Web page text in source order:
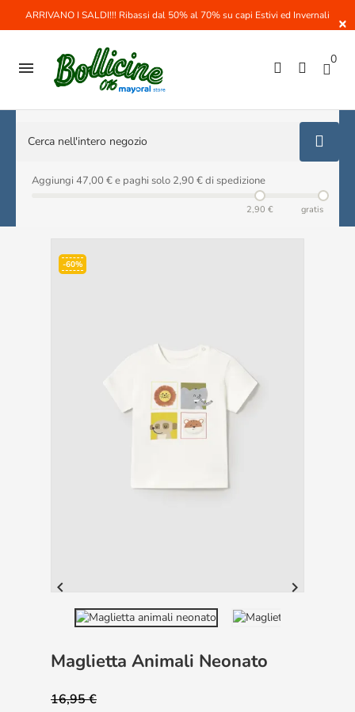
×
ARRIVANO I SALDI!!! Ribassi dal 50% al 70% su capi Estivi ed Invernali
 0
Aggiungi 47,00 € e paghi solo 2,90 € di spedizione
2,90 € gratis
-60%
 
Maglietta Animali Neonato
16,95 €